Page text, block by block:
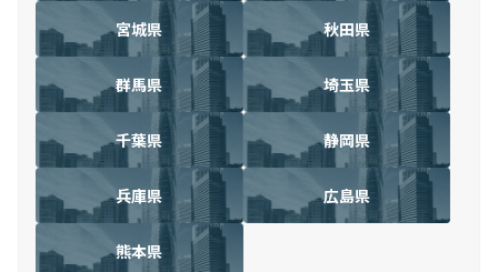
宮城県 秋田県
群馬県 埼玉県
千葉県 静岡県
兵庫県 広島県
熊本県